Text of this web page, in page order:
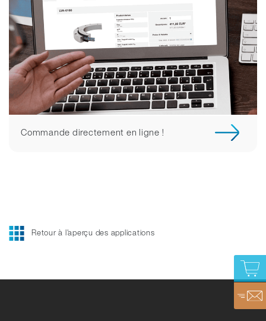
Commande directement en ligne !
Retour à l'aperçu des applications